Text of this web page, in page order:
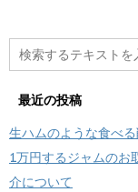
最近の投稿
生ハムのような食べ
1万円するジャムのお
介について